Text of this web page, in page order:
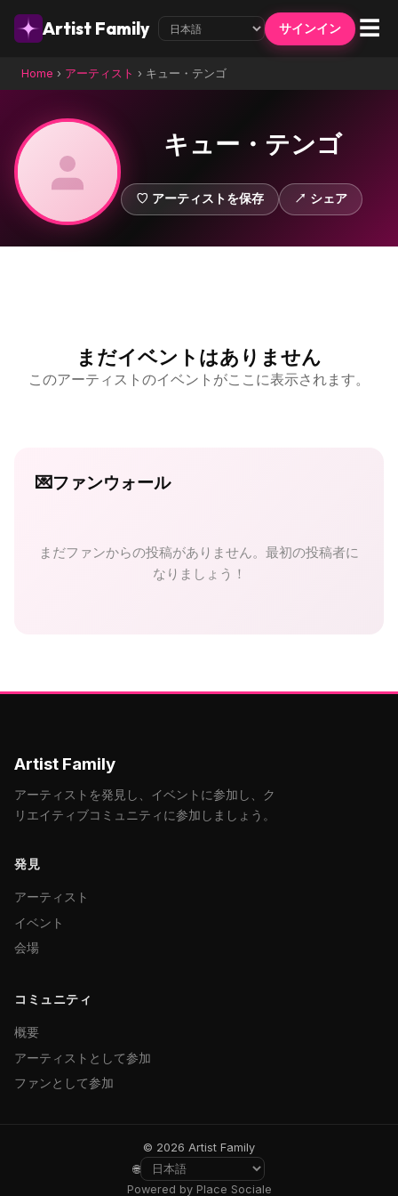
Artist Family サインイン ☰
Home › アーティスト › キュー・テンゴ
キュー・テンゴ
♡ アーティストを保存 ↗ シェア
まだイベントはありません
このアーティストのイベントがここに表示されます。
💌ファンウォール
まだファンからの投稿がありません。最初の投稿者に
なりましょう！
Artist Family
アーティストを発見し、イベントに参加し、ク
リエイティブコミュニティに参加しましょう。
発見
アーティスト
イベント
会場
コミュニティ
概要
アーティストとして参加
ファンとして参加
© 2026 Artist Family
🌐
Powered by Place Sociale